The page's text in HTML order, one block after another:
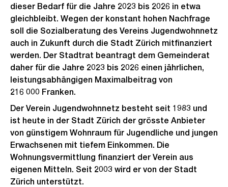
dieser Bedarf für die Jahre 2023 bis 2026 in etwa
gleichbleibt. Wegen der konstant hohen Nachfrage
soll die Sozialberatung des Vereins Jugendwohnnetz
auch in Zukunft durch die Stadt Zürich mitfinanziert
werden. Der Stadtrat beantragt dem Gemeinderat
daher für die Jahre 2023 bis 2026 einen jährlichen,
leistungsabhängigen Maximalbeitrag von
216 000 Franken.
Der Verein Jugendwohnnetz besteht seit 1983 und
ist heute in der Stadt Zürich der grösste Anbieter
von günstigem Wohnraum für Jugendliche und jungen
Erwachsenen mit tiefem Einkommen. Die
Wohnungsvermittlung finanziert der Verein aus
eigenen Mitteln. Seit 2003 wird er von der Stadt
Zürich unterstützt.